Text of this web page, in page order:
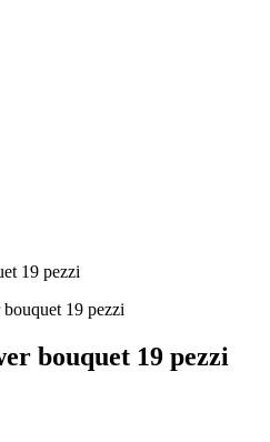
bouquet 19 pezzi